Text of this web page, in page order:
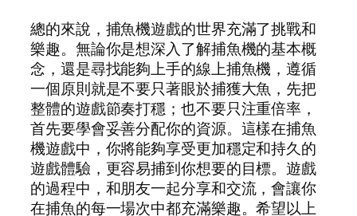
總的來說，捕魚機遊戲的世界充滿了挑戰和
樂趣。無論你是想深入了解捕魚機的基本概
念，還是尋找能夠上手的線上捕魚機，遵循
一個原則就是不要只著眼於捕獲大魚，先把
整體的遊戲節奏打穩；也不要只注重倍率，
首先要學會妥善分配你的資源。這樣在捕魚
機遊戲中，你將能夠享受更加穩定和持久的
遊戲體驗，更容易捕到你想要的目標。遊戲
的過程中，和朋友一起分享和交流，會讓你
在捕魚的每一場次中都充滿樂趣。希望以上